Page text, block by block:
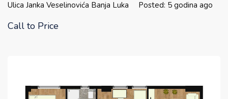
Ulica Janka Veselinovića Banja Luka Posted: 5 godina ago
Call to Price